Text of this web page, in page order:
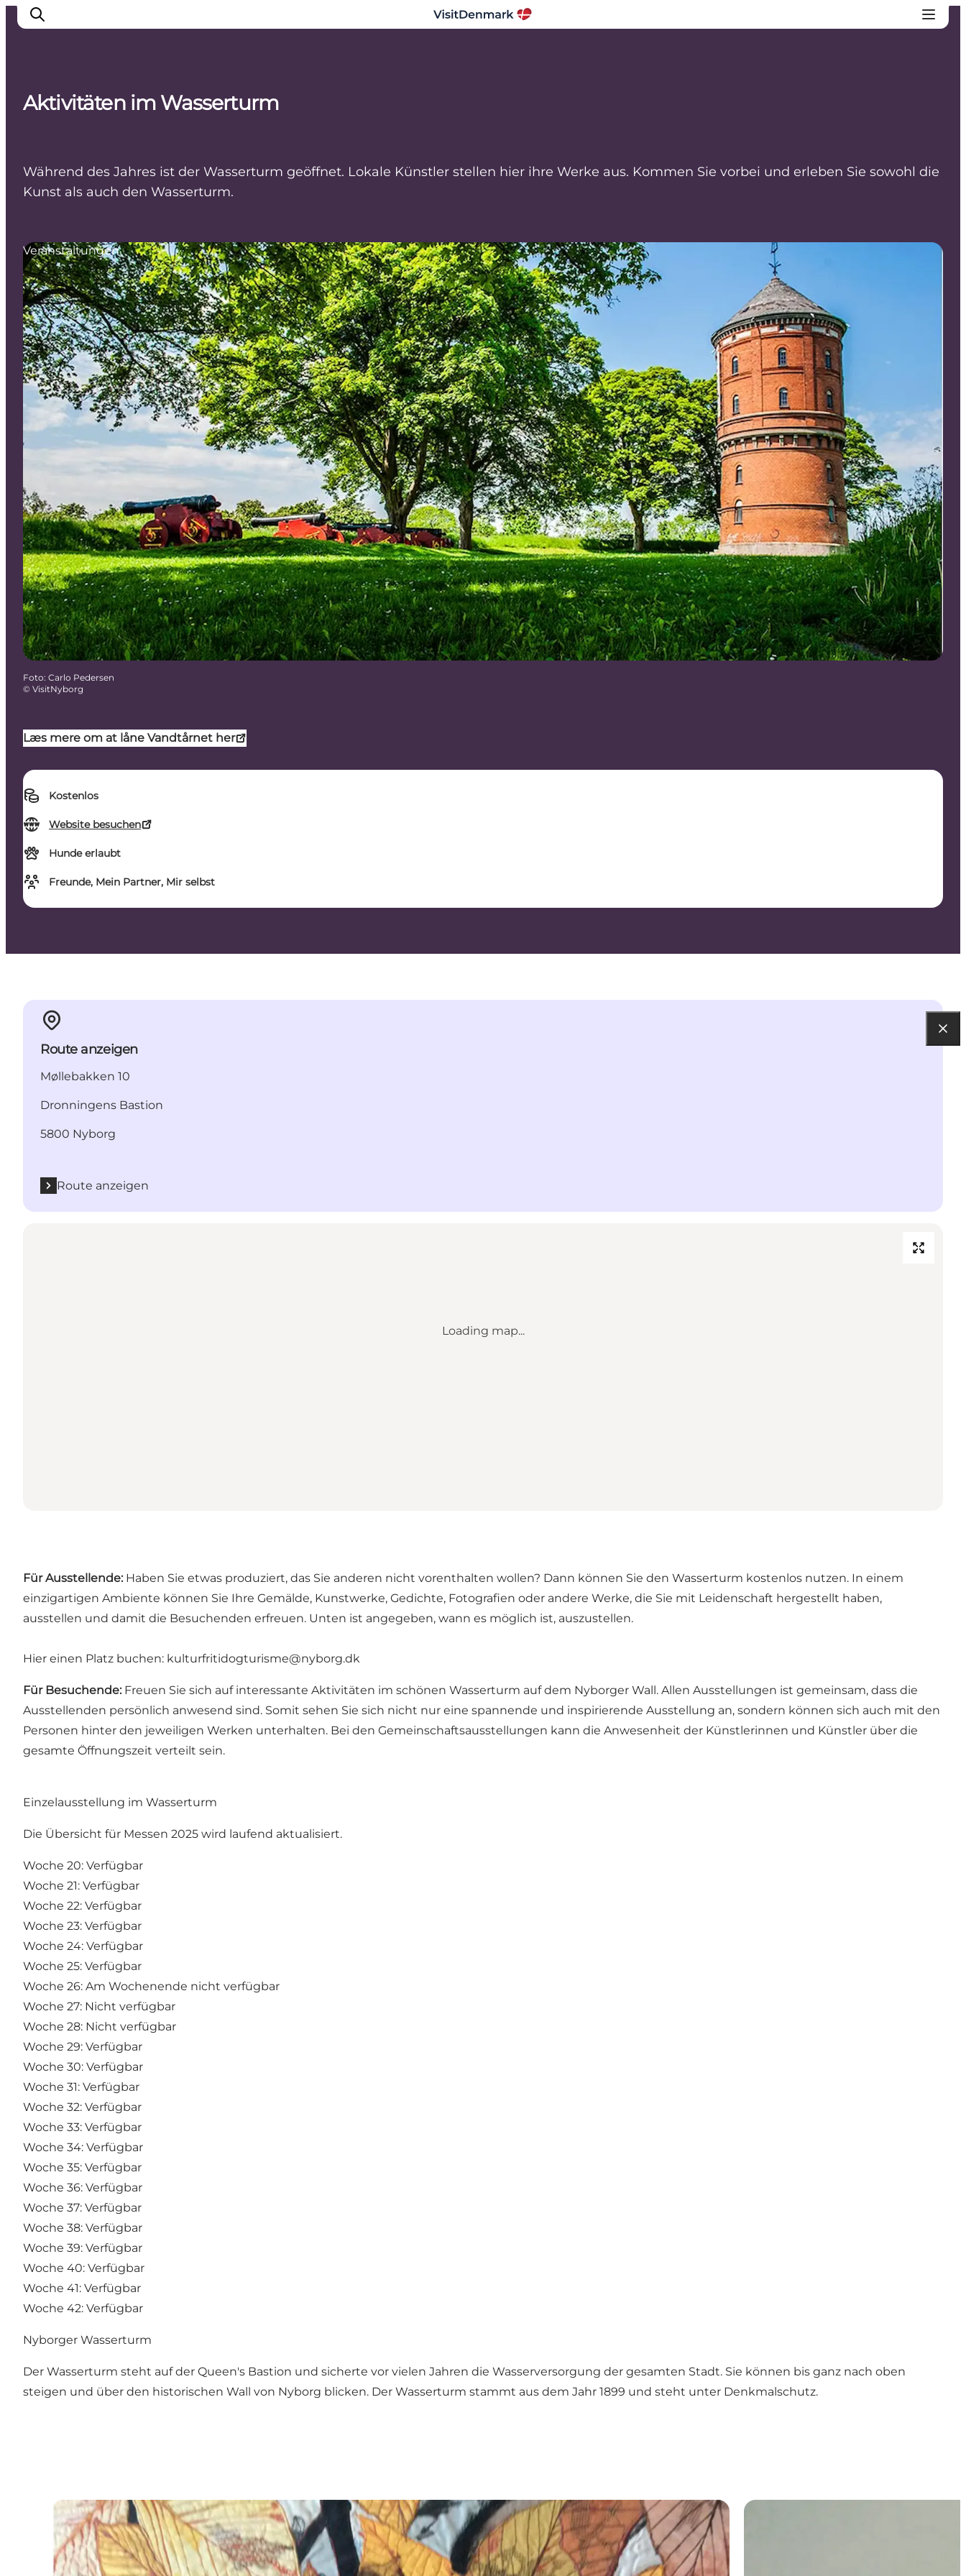
Erlebnisse
Unterkünfte
Aktivitäten im Wasserturm
Während des Jahres ist der Wasserturm geöffnet. Lokale Künstler stellen hier ihre Werke aus. Kommen Sie vorbei und erleben Sie sowohl die
Kunst als auch den Wasserturm.
Læs mere om at låne Vandtårnet her
Kostenlos
Website besuchen
Hunde erlaubt
Freunde, Mein Partner, Mir selbst
Veranstaltungen
Foto: Carlo Pedersen
© VisitNyborg
Route anzeigen
Møllebakken 10
Dronningens Bastion
5800 Nyborg
Route anzeigen
Loading map...
Für Ausstellende: Haben Sie etwas produziert, das Sie anderen nicht vorenthalten wollen? Dann können Sie den Wasserturm kostenlos nutzen. In einem
einzigartigen Ambiente können Sie Ihre Gemälde, Kunstwerke, Gedichte, Fotografien oder andere Werke, die Sie mit Leidenschaft hergestellt haben,
ausstellen und damit die Besuchenden erfreuen. Unten ist angegeben, wann es möglich ist, auszustellen.
Hier einen Platz buchen: kulturfritidogturisme@nyborg.dk
Für Besuchende: Freuen Sie sich auf interessante Aktivitäten im schönen Wasserturm auf dem Nyborger Wall. Allen Ausstellungen ist gemeinsam, dass die
Ausstellenden persönlich anwesend sind. Somit sehen Sie sich nicht nur eine spannende und inspirierende Ausstellung an, sondern können sich auch mit den
Personen hinter den jeweiligen Werken unterhalten. Bei den Gemeinschaftsausstellungen kann die Anwesenheit der Künstlerinnen und Künstler über die
gesamte Öffnungszeit verteilt sein.
Einzelausstellung im Wasserturm
Die Übersicht für Messen 2025 wird laufend aktualisiert.
Woche 20: Verfügbar
Woche 21: Verfügbar
Woche 22: Verfügbar
Woche 23: Verfügbar
Woche 24: Verfügbar
Woche 25: Verfügbar
Woche 26: Am Wochenende nicht verfügbar
Woche 27: Nicht verfügbar
Woche 28: Nicht verfügbar
Woche 29: Verfügbar
Woche 30: Verfügbar
Woche 31: Verfügbar
Woche 32: Verfügbar
Woche 33: Verfügbar
Woche 34: Verfügbar
Woche 35: Verfügbar
Woche 36: Verfügbar
Woche 37: Verfügbar
Woche 38: Verfügbar
Woche 39: Verfügbar
Woche 40: Verfügbar
Woche 41: Verfügbar
Woche 42: Verfügbar
Nyborger Wasserturm
Der Wasserturm steht auf der Queen's Bastion und sicherte vor vielen Jahren die Wasserversorgung der gesamten Stadt. Sie können bis ganz nach oben
steigen und über den historischen Wall von Nyborg blicken. Der Wasserturm stammt aus dem Jahr 1899 und steht unter Denkmalschutz.